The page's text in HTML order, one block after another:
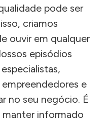
pode ser
criamos
ouvir em qualquer
episódios
e
no seu negócio. É
manter informado